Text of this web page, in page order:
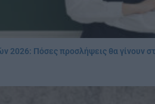
2026: Πόσες προσλήψεις θα γίνουν